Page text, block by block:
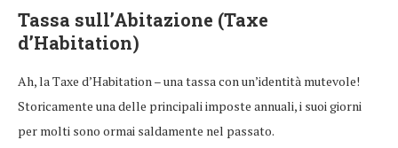
Tassa sull’Abitazione (Taxe
d’Habitation)
Ah, la Taxe d’Habitation – una tassa con un’identità mutevole!
Storicamente una delle principali imposte annuali, i suoi giorni
per molti sono ormai saldamente nel passato.